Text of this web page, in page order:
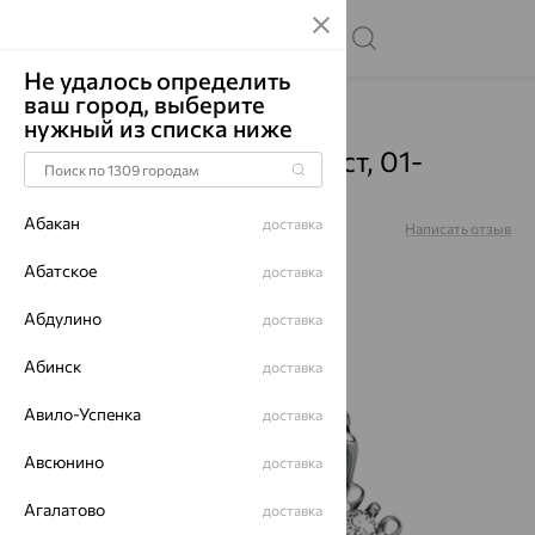
Главная Каталог Кольца Аметист
Кольцо, серебро, аметист, 01-
5718/00АМ-00
Артикул: Написать отзыв
Не удалось определить
ваш город, выберите
нужный из списка ниже
Абакан доставка
Абатское доставка
Абдулино доставка
Абинск доставка
Авило-Успенка доставка
Авсюнино доставка
Агалатово доставка